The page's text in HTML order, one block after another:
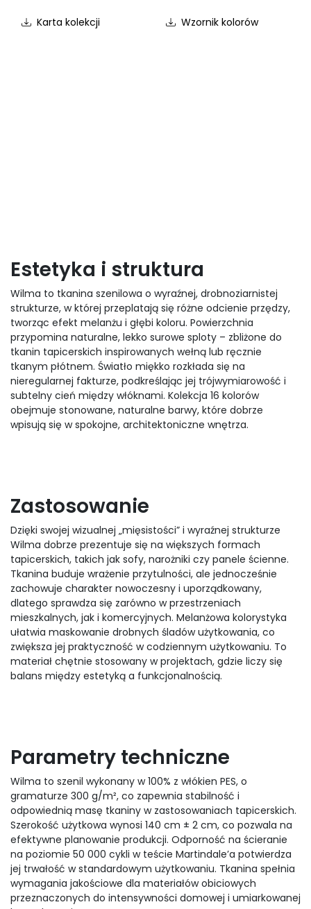
Karta kolekcji Wzornik kolorów
Estetyka i struktura
Wilma to tkanina szenilowa o wyraźnej, drobnoziarnistej
strukturze, w której przeplatają się różne odcienie przędzy,
tworząc efekt melanżu i głębi koloru. Powierzchnia
przypomina naturalne, lekko surowe sploty – zbliżone do
tkanin tapicerskich inspirowanych wełną lub ręcznie
tkanym płótnem. Światło miękko rozkłada się na
nieregularnej fakturze, podkreślając jej trójwymiarowość i
subtelny cień między włóknami. Kolekcja 16 kolorów
obejmuje stonowane, naturalne barwy, które dobrze
wpisują się w spokojne, architektoniczne wnętrza.
Zastosowanie
Dzięki swojej wizualnej „mięsistości” i wyraźnej strukturze
Wilma dobrze prezentuje się na większych formach
tapicerskich, takich jak sofy, narożniki czy panele ścienne.
Tkanina buduje wrażenie przytulności, ale jednocześnie
zachowuje charakter nowoczesny i uporządkowany,
dlatego sprawdza się zarówno w przestrzeniach
mieszkalnych, jak i komercyjnych. Melanżowa kolorystyka
ułatwia maskowanie drobnych śladów użytkowania, co
zwiększa jej praktyczność w codziennym użytkowaniu. To
materiał chętnie stosowany w projektach, gdzie liczy się
balans między estetyką a funkcjonalnością.
Parametry techniczne
Wilma to szenil wykonany w 100% z włókien PES, o
gramaturze 300 g/m², co zapewnia stabilność i
odpowiednią masę tkaniny w zastosowaniach tapicerskich.
Szerokość użytkowa wynosi 140 cm ± 2 cm, co pozwala na
efektywne planowanie produkcji. Odporność na ścieranie
na poziomie 50 000 cykli w teście Martindale’a potwierdza
jej trwałość w standardowym użytkowaniu. Tkanina spełnia
wymagania jakościowe dla materiałów obiciowych
przeznaczonych do intensywności domowej i umiarkowanej